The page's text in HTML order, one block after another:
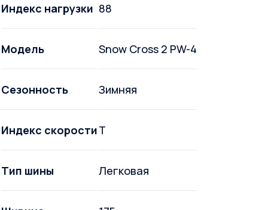
Индекс нагрузки 88
Модель Snow Cross 2 PW-4
Сезонность Зимняя
Индекс скоростиT
Тип шины Легковая